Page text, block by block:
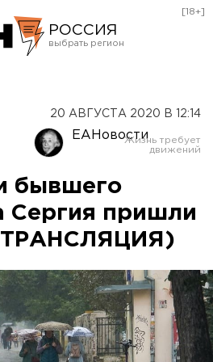
РОССИЯ
Оренбург
[18+]
20 АВГУСТА 2020 В 12:14
ЕАНовости
бывшего
Сергия пришли